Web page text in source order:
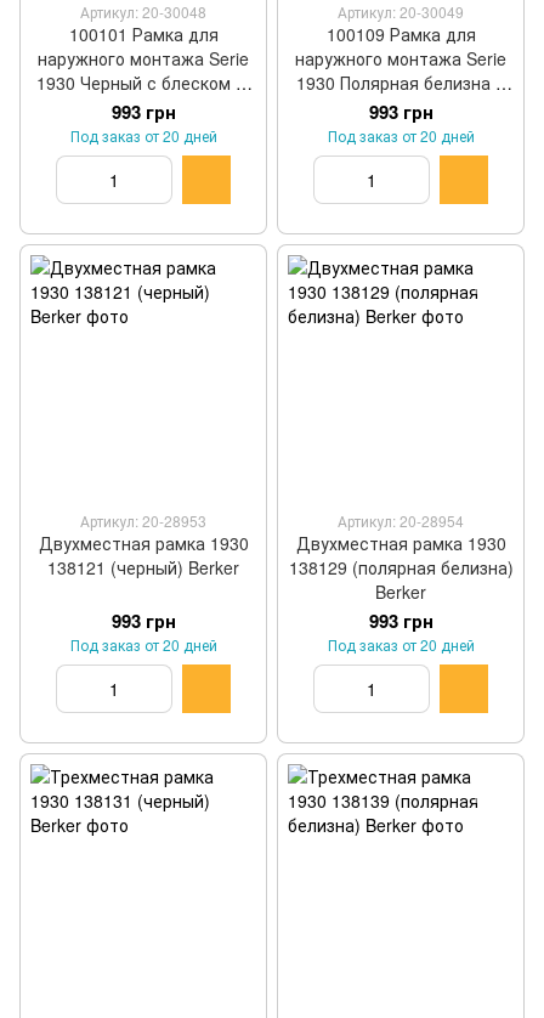
Артикул: 20-30048
100101 Рамка для
наружного монтажа Serie
1930 Черный с блеском 1-
постовая Berker
993 грн
Под заказ от 20 дней
Артикул: 20-30049
100109 Рамка для
наружного монтажа Serie
1930 Полярная белизна с
блеском 1-постовая Berker
993 грн
Под заказ от 20 дней
Артикул: 20-28953
Двухместная рамка 1930
138121 (черный) Berker
993 грн
Под заказ от 20 дней
Артикул: 20-28954
Двухместная рамка 1930
138129 (полярная белизна)
Berker
993 грн
Под заказ от 20 дней